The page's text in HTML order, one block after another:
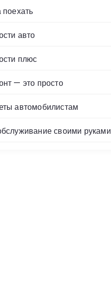
поехать
авто
плюс
— это просто
автомобилистам
своими руками